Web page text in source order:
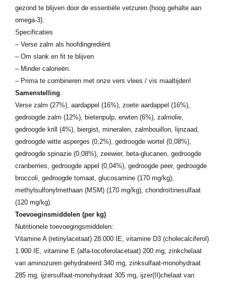
gezond te blijven door de essentiële vetzuren (hoog gehalte aan
omega-3).
Specificaties
– Verse zalm als hoofdingrediënt
– Om slank en fit te blijven
– Minder calorieën.
– Prima te combineren met onze vers vlees / vis maaltijden!
Samenstelling:
Verse zalm (27%), aardappel (16%), zoete aardappel (16%),
gedroogde zalm (12%), bietenpulp, erwten (6%), zalmolie,
gedroogde krill (4%), biergist, mineralen, zalmbouillon, lijnzaad,
gedroogde witte asperges (0,2%), gedroogde wortel (0,08%),
gedroogde spinazie (0,08%), zeewier, beta-glucanen, gedroogde
cranberries, gedroogde appel (0,04%), gedroogde peer, gedroogde
broccoli, gedroogde tomaat, glucosamine (170 mg/kg),
methylsulfonylmethaan (MSM) (170 mg/kg), chondroïtinesulfaat
(120 mg/kg).
Toevoeginsmiddelen (per kg)
Nutritionele toevoegingsmiddelen:
Vitamine A (retinylacetaat) 28.000 IE, vitamine D3 (cholecalciferol)
1.900 IE, vitamine E (alfa-tocoferolacetaat) 200 mg, zinkchelaat
van aminozuren gehydrateerd 340 mg, zinksulfaat-monohydraat
285 mg, ijzersulfaat-monohydraat 305 mg, ijzer(II)chelaat van